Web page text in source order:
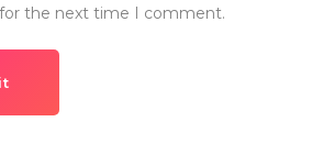
the next time I comment.